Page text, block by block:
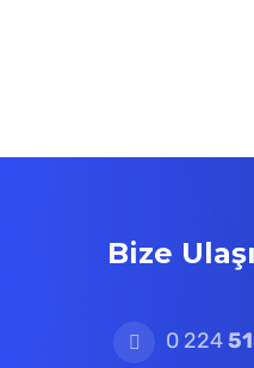
Bize
0 224